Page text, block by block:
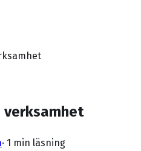
verksamhet
· 1 min läsning